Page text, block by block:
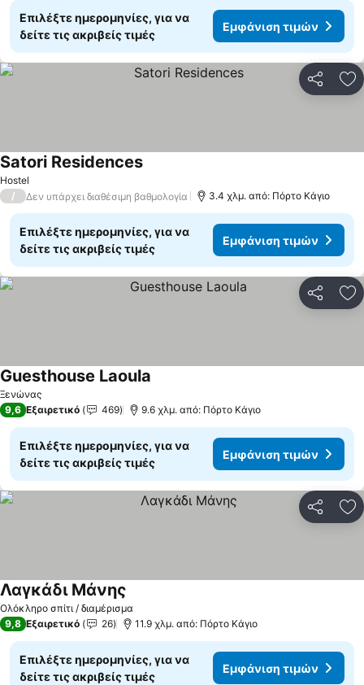
Επιλέξτε ημερομηνίες, για να
δείτε τις ακριβείς τιμές
Εμφάνιση τιμών
Hostel
Satori Residences
/ Δεν υπάρχει διαθέσιμη βαθμολογία 3.4 χλμ. από: Πόρτο Κάγιο
Επιλέξτε ημερομηνίες, για να
δείτε τις ακριβείς τιμές
Εμφάνιση τιμών
Ξενώνας
Guesthouse Laoula
9,6 Εξαιρετικό 469 9.6 χλμ. από: Πόρτο Κάγιο
Επιλέξτε ημερομηνίες, για να
δείτε τις ακριβείς τιμές
Εμφάνιση τιμών
Ολόκληρο σπίτι / διαμέρισμα
Λαγκάδι Μάνης
9,8 Εξαιρετικό 26 11.9 χλμ. από: Πόρτο Κάγιο
Επιλέξτε ημερομηνίες, για να
δείτε τις ακριβείς τιμές
Εμφάνιση τιμών